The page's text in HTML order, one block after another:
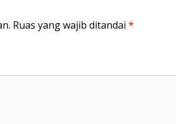
Ruas yang wajib ditandai *